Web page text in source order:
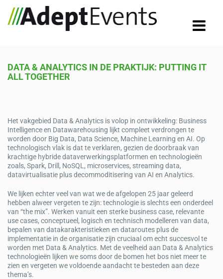
DATA & ANALYTICS IN DE PRAKTIJK: PUTTING IT
ALL TOGETHER
Het vakgebied Data & Analytics is volop in ontwikkeling: Business
Intelligence en Datawarehousing lijkt compleet verdrongen te
worden door Big Data, Data Science, Machine Learning en AI. Op
technologisch vlak is dat te verklaren, gezien de doorbraak van
krachtige hybride dataverwerkingsplatformen en technologieën
zoals, Spark, Drill, NoSQL, microservices, streaming data,
datavirtualisatie plus decommoditisering van AI en Analytics.
We lijken echter veel van wat we de afgelopen 25 jaar geleerd
hebben alweer vergeten te zijn: technologie is slechts een onderdeel
van “the mix”. Werken vanuit een sterke business case, relevante
use cases, conceptueel, logisch en technisch modelleren van data,
bepalen van datakarakteristieken en dataroutes plus de
implementatie in de organisatie zijn cruciaal om echt succesvol te
worden met Data & Analytics. Met de veelheid aan Data & Analytics
technologieën lijken we soms door de bomen het bos niet meer te
zien en vergeten we voldoende aandacht te besteden aan deze
thema’s.